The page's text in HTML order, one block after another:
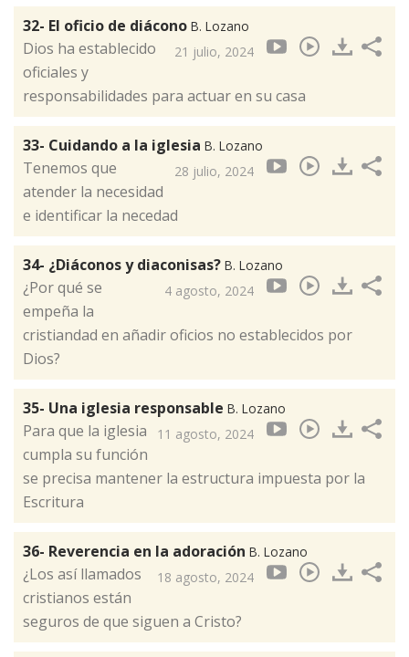
32- El oficio de diácono B. Lozano
21 julio, 2024
Dios ha establecido
oficiales y
responsabilidades para actuar en su casa
33- Cuidando a la iglesia B. Lozano
28 julio, 2024
Tenemos que
atender la necesidad
e identificar la necedad
34- ¿Diáconos y diaconisas? B. Lozano
4 agosto, 2024
¿Por qué se
empeña la
cristiandad en añadir oficios no establecidos por
Dios?
35- Una iglesia responsable B. Lozano
11 agosto, 2024
Para que la iglesia
cumpla su función
se precisa mantener la estructura impuesta por la
Escritura
36- Reverencia en la adoración B. Lozano
18 agosto, 2024
¿Los así llamados
cristianos están
seguros de que siguen a Cristo?